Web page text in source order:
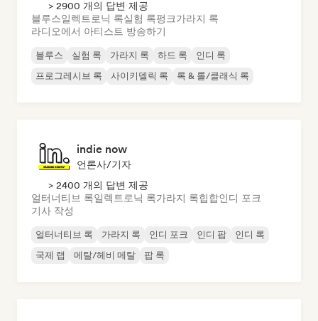
> 2900 개의 답변 제공
블루스일렉트로닉 록실험 록펑크가라지 록
라디오에서 아티스트 방송하기
블루스 실험 록 가라지 록 하드 록
인디 록
프로그레시브 록
사이키델릭 록 록 & 롤/클래식 록
indie now
언론사/기자
> 2400 개의 답변 제공
얼터너티브 록일렉트로닉 록가라지 록힙합인디 포크
기사 작성
얼터너티브 록 가라지 록 인디 포크 인디 팝
인디 록
국제 랩
메탈/헤비 메탈 팝 록